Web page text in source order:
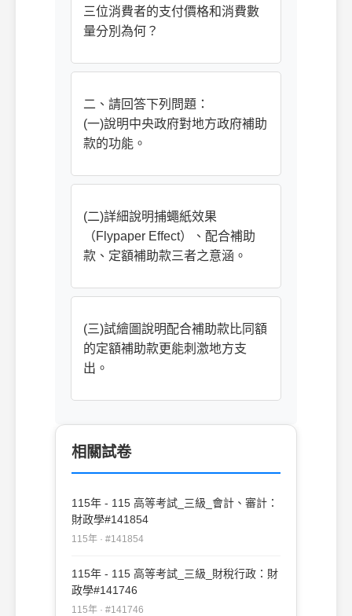
三位消費者的支付價格和消費數
量分別為何？
二、請回答下列問題：
(一)說明中央政府對地方政府補助
款的功能。
(二)詳細說明捕蠅紙效果
（Flypaper Effect）、配合補助
款、定額補助款三者之意涵。
(三)試繪圖說明配合補助款比同額
的定額補助款更能刺激地方支
出。
相關試卷
115年 - 115 高等考試_三級_會計、審計：
財政學#141854
115年 · #141854
115年 - 115 高等考試_三級_財稅行政：財
政學#141746
115年 · #141746